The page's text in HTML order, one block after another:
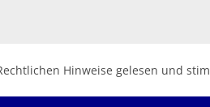
Hinweise gelesen und